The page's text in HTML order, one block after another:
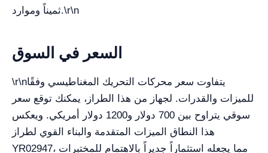
ثميناً وموارد.\r\n
السعر في السوق
\r\nيتفاوت سعر محركات التحريك المغناطيسي وفقًا
للميزات والقدرات. لجهاز من هذا الطراز، يمكنك توقع سعر
سوقي يتراوح بين 700 دولار و1200 دولار أمريكي. ويعكس
هذا النطاق الميزات المتقدمة والبناء القوي لطراز
YR02947، مما يجعله استثماراً جديراً بالاهتمام للمختبرات